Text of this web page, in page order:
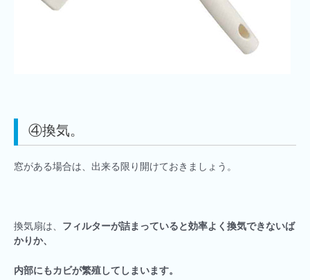
④換気。
窓がある場合は、出来る限り開けておきましょう。
換気扇は、 フィルターが詰まっていると効率よく換気できないば
かりか、
内部にもカビが繁殖してしまいます。